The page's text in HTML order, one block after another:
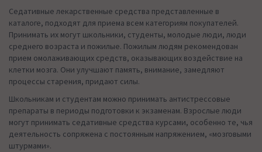
Седативные лекарственные средства представленные в
каталоге, подходят для приема всем категориям покупателей.
Принимать их могут школьники, студенты, молодые люди, люди
среднего возраста и пожилые. Пожилым людям рекомендован
прием омолаживающих средств, оказывающих воздействие на
клетки мозга. Они улучшают память, внимание, замедляют
процессы старения, придают силы.
Школьникам и студентам можно принимать антистрессовые
препараты в периоды подготовки к экзаменам. Взрослые люди
могут принимать седативные средства курсами, особенно те, чья
деятельность сопряжена с постоянным напряжением, «мозговыми
штурмами».